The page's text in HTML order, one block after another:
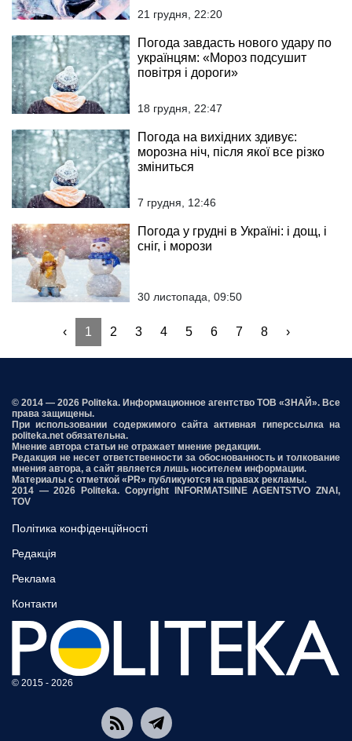
21 грудня, 22:20
Погода завдасть нового удару по
українцям: «Мороз подсушит
повітря і дороги»
18 грудня, 22:47
Погода на вихідних здивує:
морозна ніч, після якої все різко
зміниться
7 грудня, 12:46
Погода у грудні в Україні: і дощ, і
сніг, і морози
30 листопада, 09:50
‹ 1 2 3 4 5 6 7 8 ›
© 2014 — 2026 Politeka. Информационное агентство ТОВ «ЗНАЙ». Все
права защищены.
При использовании содержимого сайта активная гиперссылка на
politeka.net обязательна.
Мнение автора статьи не отражает мнение редакции.
Редакция не несет ответственности за обоснованность и толкование
мнения автора, а сайт является лишь носителем информации.
Материалы с отметкой «PR» публикуются на правах рекламы.
2014 — 2026 Politeka. Copyright INFORMATSIINE AGENTSTVO ZNAI,
TOV
Політика конфіденційності
Редакція
Реклама
Контакти
© 2015 - 2026